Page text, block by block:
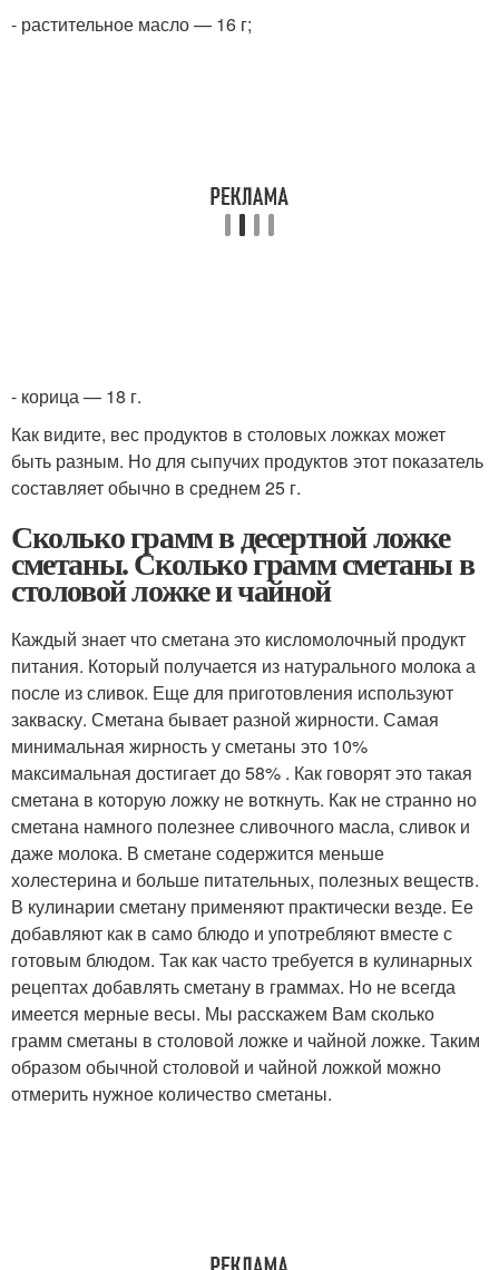
- растительное масло — 16 г;
- корица — 18 г.
Как видите, вес продуктов в столовых ложках может
быть разным. Но для сыпучих продуктов этот показатель
составляет обычно в среднем 25 г.
Сколько грамм в десертной ложке
сметаны. Сколько грамм сметаны в
столовой ложке и чайной
Каждый знает что сметана это кисломолочный продукт
питания. Который получается из натурального молока а
после из сливок. Еще для приготовления используют
закваску. Сметана бывает разной жирности. Самая
минимальная жирность у сметаны это 10%
максимальная достигает до 58% . Как говорят это такая
сметана в которую ложку не воткнуть. Как не странно но
сметана намного полезнее сливочного масла, сливок и
даже молока. В сметане содержится меньше
холестерина и больше питательных, полезных веществ.
В кулинарии сметану применяют практически везде. Ее
добавляют как в само блюдо и употребляют вместе с
готовым блюдом. Так как часто требуется в кулинарных
рецептах добавлять сметану в граммах. Но не всегда
имеется мерные весы. Мы расскажем Вам сколько
грамм сметаны в столовой ложке и чайной ложке. Таким
образом обычной столовой и чайной ложкой можно
отмерить нужное количество сметаны.